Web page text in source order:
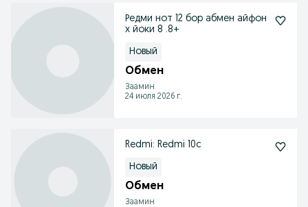
Редми нот 12 бор абмен айфон
х йоки 8 .8+
Новый
Обмен
Заамин
24 июля 2026 г.
Redmi: Redmi 10c
Новый
Обмен
Заамин